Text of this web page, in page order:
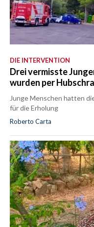
DIE INTERVENTION
Drei vermisste
wurden per
Junge Menschen hatten
für die Erholung
Roberto Carta